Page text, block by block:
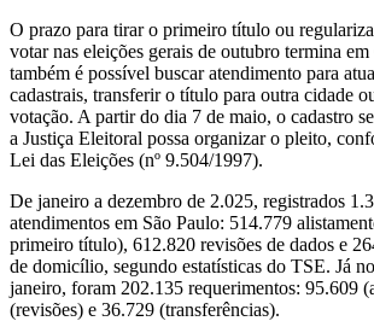
O prazo para tirar o primeiro título ou
votar nas eleições gerais de outubro termina
também é possível buscar atendimento para
cadastrais, transferir o título para outra cidade
votação. A partir do dia 7 de maio, o cadastro
a Justiça Eleitoral possa organizar o pleito,
Lei das Eleições (nº 9.504/1997).
De janeiro a dezembro de 2.025, registrados
atendimentos em São Paulo: 514.779
primeiro título), 612.820 revisões de dados e
de domicílio, segundo estatísticas do TSE. Já
janeiro, foram 202.135 requerimentos: 95.609
(revisões) e 36.729 (transferências).